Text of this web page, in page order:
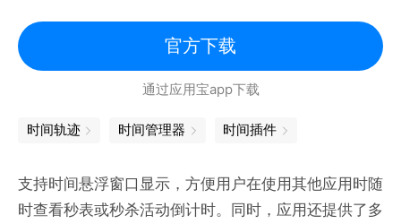
* 无限级标签：标签在时间管理中非常重要，可以从不
同维度定义时间，比如相同的&#34;学习&#34;分类，
可以打上&#34;高效&#34;或&#34;低效&#34;的标
&#34;的统计结果，同样的，我对标签也单独做了统
计，同样支持日，周，月，年的查看。
官方下载
通过应用宝app下载
时间轨迹 时间管理器 时间插件
支持时间悬浮窗口显示，方便用户在使用其他应用时随
时查看秒表或秒杀活动倒计时。同时，应用还提供了多